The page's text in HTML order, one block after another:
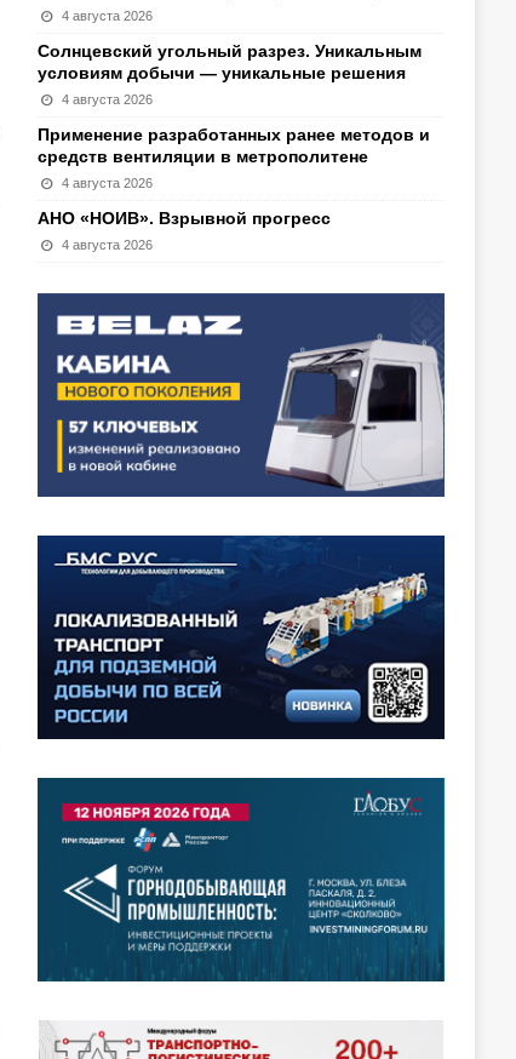
4 августа 2026
Солнцевский угольный разрез. Уникальным
условиям добычи — уникальные решения
4 августа 2026
Применение разработанных ранее методов и
средств вентиляции в метрополитене
4 августа 2026
АНО «НОИВ». Взрывной прогресс
4 августа 2026